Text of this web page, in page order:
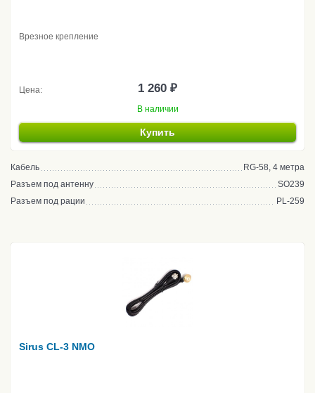
Врезное крепление
Цена: 1 260 ₽
В наличии
Купить
Кабель
RG-58, 4 метра
Разъем под антенну
SO239
Разъем под рации
PL-259
Sirus CL-3 NMO